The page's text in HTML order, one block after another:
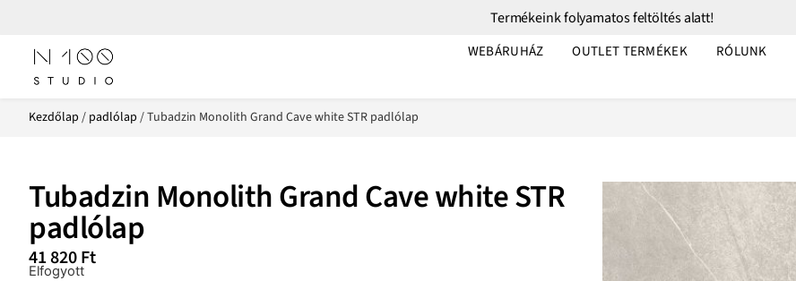
Termékeink folyamatos feltöltés alatt!
WEBÁRUHÁZ OUTLET TERMÉKEK RÓLUNK
Kezdőlap / padlólap / Tubadzin Monolith Grand Cave white STR padlólap
Tubadzin Monolith Grand Cave white STR
padlólap
41 820Ft
Elfogyott